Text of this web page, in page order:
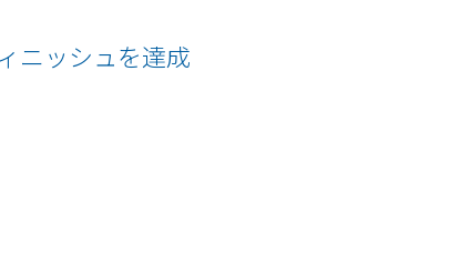
ニッシュを達成